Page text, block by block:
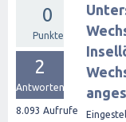
0
Punkte
2
Antworten
8.093 Aufrufe